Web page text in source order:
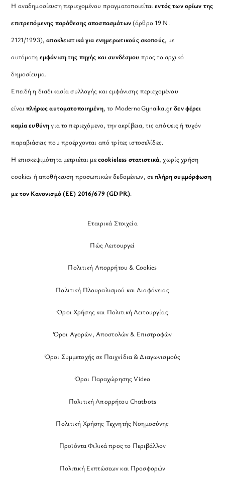
Η αναδημοσίευση περιεχομένου πραγματοποιείταιεντός των ορίων της
επιτρεπόμενης παράθεσης αποσπασμάτων(άρθρο 19 Ν.
2121/1993), αποκλειστικά για ενημερωτικούς σκοπούς, με
αυτόματη εμφάνιση της πηγής και συνδέσμου προς το αρχικό
δημοσίευμα.
Επειδή η διαδικασία συλλογής και εμφάνισης περιεχομένου
είναιπλήρως αυτοματοποιημένη, το ModernaGynaika.grδεν φέρει
καμία ευθύνηγια το περιεχόμενο, την ακρίβεια, τις απόψεις ή τυχόν
παραβιάσεις που προέρχονται από τρίτες ιστοσελίδες.
Η επισκεψιμότητα μετριέται μεcookieless στατιστικά, χωρίς χρήση
cookies ή αποθήκευση προσωπικών δεδομένων, σεπλήρη συμμόρφωση
με τον Κανονισμό (ΕΕ) 2016/679 (GDPR).
Εταιρικά Στοιχεία
Πώς Λειτουργεί
Πολιτική Απορρήτου & Cookies
Πολιτική Πλουραλισμού και Διαφάνειας
Όροι Χρήσης και Πολιτική Λειτουργίας
Όροι Αγορών, Αποστολών & Επιστροφών
Όροι Συμμετοχής σε Παιχνίδια & Διαγωνισμούς
Όροι Παραχώρησης Video
Πολιτική Απορρήτου Chatbots
Πολιτική Χρήσης Τεχνητής Νοημοσύνης
Προϊόντα Φιλικά προς το Περιβάλλον
Πολιτική Εκπτώσεων και Προσφορών